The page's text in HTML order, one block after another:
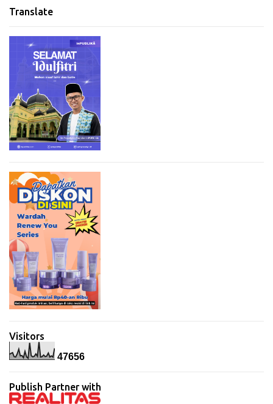
Translate
Visitors
47656
Publish Partner with